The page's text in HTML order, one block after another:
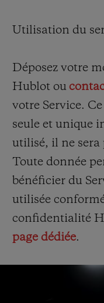
Utilisation du
Déposez votre
Hublot ou
votre Service.
seule et unique
utilisé, il ne sera
Toute donnée
bénéficier du
utilisée
confidentialité
page dédiée.